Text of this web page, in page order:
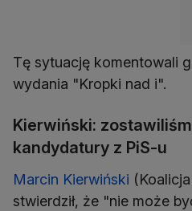
Tę sytuację komentowali
wydania "Kropki nad i".
Kierwiński:
kandydatury z PiS-u
Marcin Kierwiński
stwierdził, że "nie może